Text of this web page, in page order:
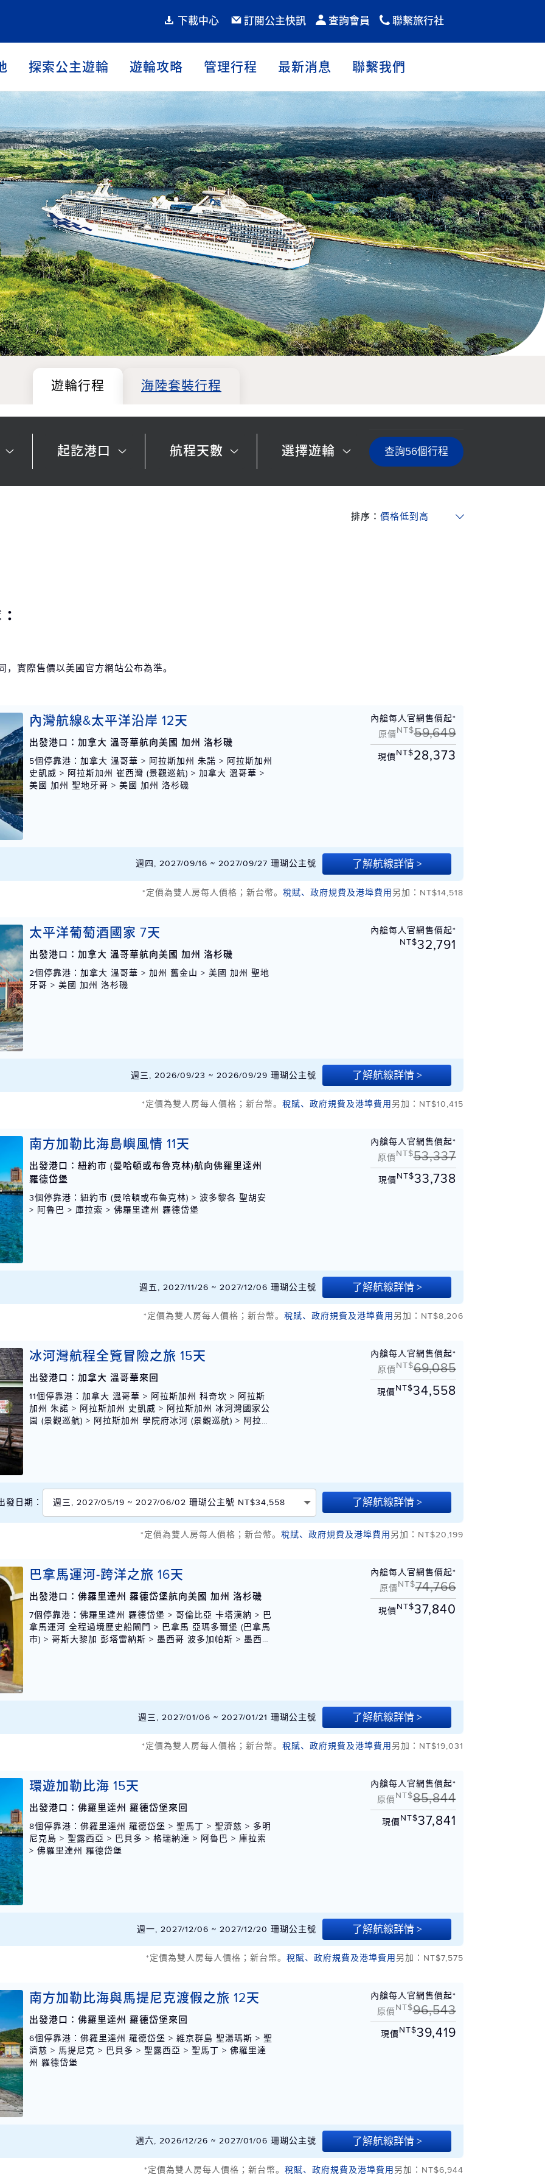
下載中心 訂閱公主快訊 查詢會員 聯繫旅行社
探索公主遊輪 遊輪攻略 管理行程 最新消息 聯繫我們
遊輪行程 海陸套裝行程
起訖港口 航程天數 選擇遊輪 查詢56個行程
排序：
實際售價以美國官方網站公布為準。
內灣航線&太平洋沿岸 12天
出發港口：加拿大 溫哥華航向美國 加州 洛杉磯
5個停靠港 ：加拿大 溫哥華 > 阿拉斯加州 朱諾 > 阿拉斯加州
史凱威 > 阿拉斯加州 崔西灣 (景觀巡航) > 加拿大 溫哥華 >
美國 加州 聖地牙哥 > 美國 加州 洛杉磯
內艙每人官網售價起*
原價NT$59,649
現價NT$28,373
週四, 2027/09/16 ~ 2027/09/27 珊瑚公主號 了解航線詳情 >
*定價為雙人房每人價格；新台幣。 稅賦、政府規費及港埠費用 另加：NT$14,518
太平洋葡萄酒國家 7天
出發港口：加拿大 溫哥華航向美國 加州 洛杉磯
2個停靠港 ：加拿大 溫哥華 > 加州 舊金山 > 美國 加州 聖地
牙哥 > 美國 加州 洛杉磯
內艙每人官網售價起*
NT$32,791
週三, 2026/09/23 ~ 2026/09/29 珊瑚公主號 了解航線詳情 >
*定價為雙人房每人價格；新台幣。 稅賦、政府規費及港埠費用 另加：NT$10,415
南方加勒比海島嶼風情 11天
出發港口：紐約市 (曼哈頓或布魯克林)航向佛羅里達州
羅德岱堡
3個停靠港 ：紐約市 (曼哈頓或布魯克林) > 波多黎各 聖胡安
> 阿魯巴 > 庫拉索 > 佛羅里達州 羅德岱堡
內艙每人官網售價起*
原價NT$53,337
現價NT$33,738
週五, 2027/11/26 ~ 2027/12/06 珊瑚公主號 了解航線詳情 >
*定價為雙人房每人價格；新台幣。 稅賦、政府規費及港埠費用 另加：NT$8,206
冰河灣航程全覽冒險之旅 15天
出發港口：加拿大 溫哥華來回
11個停靠港 ：加拿大 溫哥華 > 阿拉斯加州 科奇坎 > 阿拉斯
加州 朱諾 > 阿拉斯加州 史凱威 > 阿拉斯加州 冰河灣國家公
園 (景觀巡航) > 阿拉斯加州 學院府冰河 (景觀巡航) > 阿拉斯
內艙每人官網售價起*
原價NT$69,085
現價NT$34,558
發日期： 週三, 2027/05/19 ~ 2027/06/02 珊瑚公主號 NT$34,558 了解航線詳情 >
*定價為雙人房每人價格；新台幣。 稅賦、政府規費及港埠費用 另加：NT$20,199
巴拿馬運河-跨洋之旅 16天
出發港口：佛羅里達州 羅德岱堡航向美國 加州 洛杉磯
7個停靠港 ：佛羅里達州 羅德岱堡 > 哥倫比亞 卡塔漢納 > 巴
拿馬運河 全程過境歷史船閘門 > 巴拿馬 亞瑪多爾堡 (巴拿馬
市) > 哥斯大黎加 彭塔雷納斯 > 墨西哥 波多加帕斯 > 墨西哥
內艙每人官網售價起*
原價NT$74,766
現價NT$37,840
週三, 2027/01/06 ~ 2027/01/21 珊瑚公主號 了解航線詳情 >
*定價為雙人房每人價格；新台幣。 稅賦、政府規費及港埠費用 另加：NT$19,031
環遊加勒比海 15天
出發港口：佛羅里達州 羅德岱堡來回
8個停靠港 ：佛羅里達州 羅德岱堡 > 聖馬丁 > 聖濟慈 > 多明
尼克島 > 聖露西亞 > 巴貝多 > 格瑞納達 > 阿魯巴 > 庫拉索
> 佛羅里達州 羅德岱堡
內艙每人官網售價起*
原價NT$85,844
現價NT$37,841
週一, 2027/12/06 ~ 2027/12/20 珊瑚公主號 了解航線詳情 >
*定價為雙人房每人價格；新台幣。 稅賦、政府規費及港埠費用 另加：NT$7,575
南方加勒比海與馬提尼克渡假之旅 12天
出發港口：佛羅里達州 羅德岱堡來回
6個停靠港 ：佛羅里達州 羅德岱堡 > 維京群島 聖湯瑪斯 > 聖
濟慈 > 馬提尼克 > 巴貝多 > 聖露西亞 > 聖馬丁 > 佛羅里達
州 羅德岱堡
內艙每人官網售價起*
原價NT$96,543
現價NT$39,419
週六, 2026/12/26 ~ 2027/01/06 珊瑚公主號 了解航線詳情 >
*定價為雙人房每人價格；新台幣。 稅賦、政府規費及港埠費用 另加：NT$6,944